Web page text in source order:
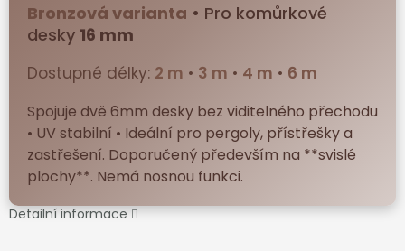
Bronzová varianta • Pro komůrkové
desky 16 mm
Dostupné délky: 2 m • 3 m • 4 m • 6 m
Spojuje dvě 6mm desky bez viditelného přechodu
• UV stabilní • Ideální pro pergoly, přístřešky a
zastřešení. Doporučený především na **svislé
plochy**. Nemá nosnou funkci.
Detailní informace